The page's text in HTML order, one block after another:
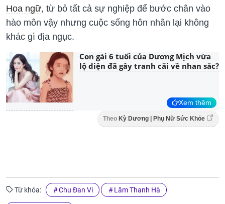
Hoa ngữ, từ bỏ tất cả sự nghiệp để bước chân vào
hào môn vậy nhưng cuộc sống hôn nhân lại không
khác gì địa ngục.
Con gái 6 tuổi của Dương Mịch vừa
lộ diện đã gây tranh cãi về nhan sắc?
Xem thêm
Theo Kỳ Dương | Phụ Nữ Sức Khỏe
Từ khóa: Chu Đan Vi Lâm Thanh Hà